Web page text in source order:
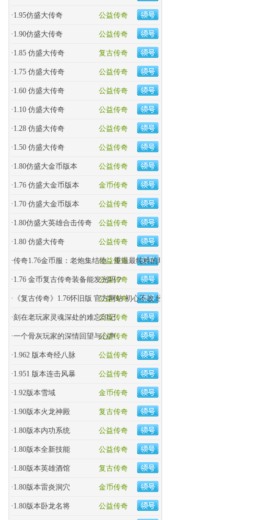
公益传奇
·1.95仿盛大传奇
公益传奇
·1.90仿盛大传奇
复古传奇
·1.85 仿盛大传奇
公益传奇
·1.75 仿盛大传奇
公益传奇
·1.60 仿盛大传奇
公益传奇
·1.10 仿盛大传奇
公益传奇
·1.28 仿盛大传奇
公益传奇
·1.50 仿盛大传奇
公益传奇
·1.80仿盛大金币版本
金币传奇
·1.76 仿盛大金币版本
公益传奇
·1.70 仿盛大金币版本
公益传奇
·1.80仿盛大英雄合击传奇
公益传奇
·1.80 仿盛大传奇
公益传奇
·传奇1.76金币服：老炮集结地，重温最纯粹的玛法热血！
公益传奇
·1.76 金币复古传奇装备能发光吗？
公益传奇
· 《复古传奇》1.76怀旧版 官方网站 初心不改 经典回归
公益传奇
·刻在老玩家灵魂深处的难忘印记
公益传奇
·一个骨灰玩家的深情回望与心声
公益传奇
·1.962 版本奇经八脉
公益传奇
·1.951 版本连击风暴
金币传奇
·1.92版本雪域
复古传奇
·1.90版本火龙神殿
公益传奇
·1.80版本内功系统
公益传奇
·1.80版本全新技能
复古传奇
·1.80版本英雄酒馆
金币传奇
·1.80版本雷炎洞穴
公益传奇
·1.80版本卧龙名将